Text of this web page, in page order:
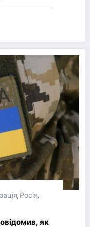
, Росія,
як